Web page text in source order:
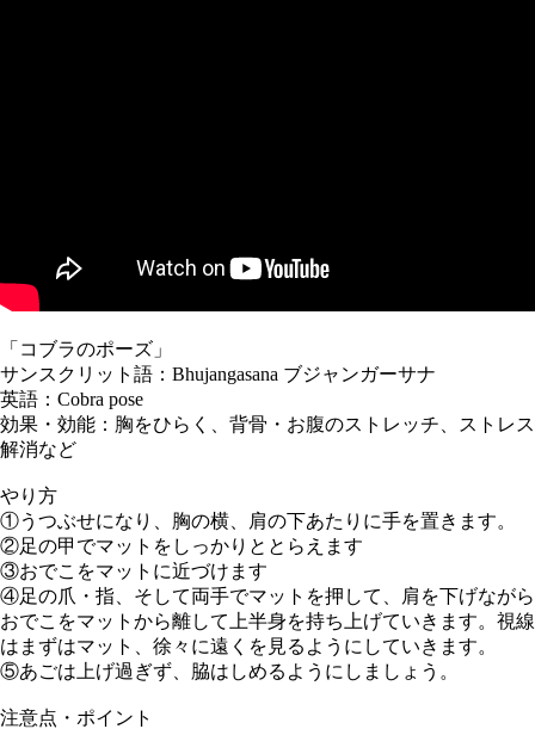
「コブラのポーズ」
サンスクリット語：Bhujangasana ブジャンガーサナ
英語：Cobra pose
効果・効能：胸をひらく、背骨・お腹のストレッチ、ストレス
解消など
やり方
①うつぶせになり、胸の横、肩の下あたりに手を置きます。
②足の甲でマットをしっかりととらえます
③おでこをマットに近づけます
④足の爪・指、そして両手でマットを押して、肩を下げながら
おでこをマットから離して上半身を持ち上げていきます。視線
はまずはマット、徐々に遠くを見るようにしていきます。
⑤あごは上げ過ぎず、脇はしめるようにしましょう。
注意点・ポイント